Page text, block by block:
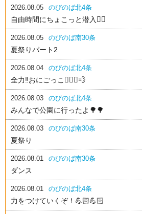
2026.08.05 のびのば北4条
自由時間にちょこっと潜入🕵️‍♂️
2026.08.05 のびのば南30条
夏祭りパート2
2026.08.04 のびのば北4条
全力‼️おにごっこ🏃🏻‍♂️💨
2026.08.03 のびのば北4条
みんなで公園に行ったよ🌳🌳
2026.08.03 のびのば南30条
夏祭り
2026.08.01 のびのば南30条
ダンス
2026.08.01 のびのば北4条
力をつけていくぞ！💪🏻💪🏻